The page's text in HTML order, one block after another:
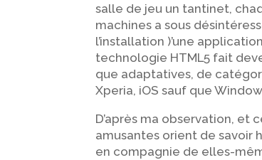
salle de jeu un tantinet,
machines a sous
l’installation )’une
technologie HTML5 fait
que adaptatives, de
Xperia, iOS sauf que
D’après ma observation, et
amusantes orient de savoir
en compagnie de elles-